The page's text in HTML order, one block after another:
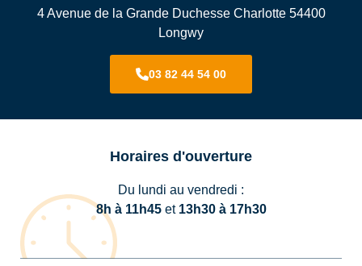
4 Avenue de la Grande Duchesse Charlotte 54400
Longwy
03 82 44 54 00
Horaires d'ouverture
Du lundi au vendredi :
8h à 11h45et 13h30 à 17h30